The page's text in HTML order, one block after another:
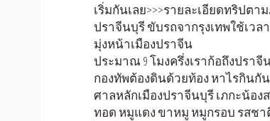
เริ่มกันเลย>>>รายละเอียดทริปตา
ปราจีนบุรี ขับรถจากรุงเทพใช้เว
มุ่งหน้าเมืองปราจีน
ประมาณ 9 โมงครึ่งเราก้อถึงปราจี
กองทัพต้องดินด้วยท้อง หาไรกินกั
ศาลหลักเมืองปราจีนบุรี เภกะน้อ
ทอด หมูแดง ขาหมู หมูกรอบ รสช